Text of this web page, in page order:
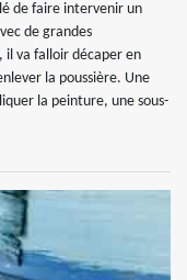
de faire intervenir un
de grandes
il va falloir décaper en
la poussière. Une
la peinture, une sous-